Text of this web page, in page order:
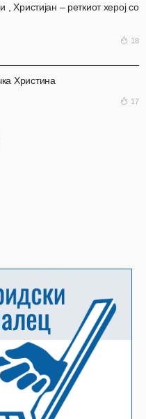
, Христијан – реткиот херој со
18
Христина
17